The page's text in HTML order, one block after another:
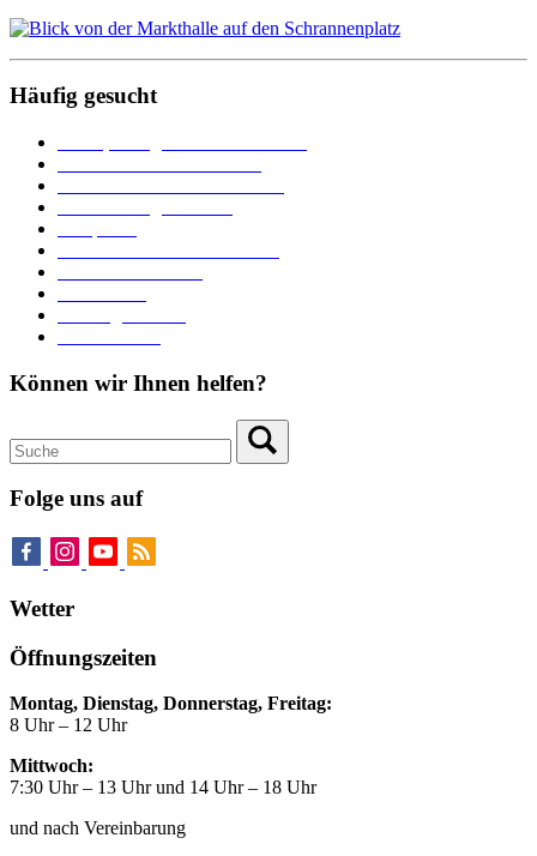
Häufig gesucht
Können wir Ihnen helfen?
Folge uns auf
Wetter
Öffnungszeiten
Montag, Dienstag, Donnerstag, Freitag:
8 Uhr – 12 Uhr
Mittwoch:
7:30 Uhr – 13 Uhr und 14 Uhr – 18 Uhr
und nach Vereinbarung